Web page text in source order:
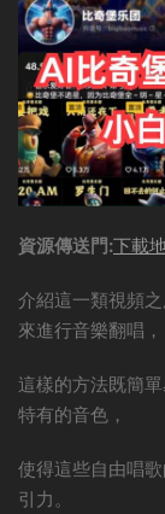
資源傳送門:下載
介紹這一類視頻
來進行音樂翻唱，
這樣的方法既簡
特有的音色，
使得這些自由唱
引力。